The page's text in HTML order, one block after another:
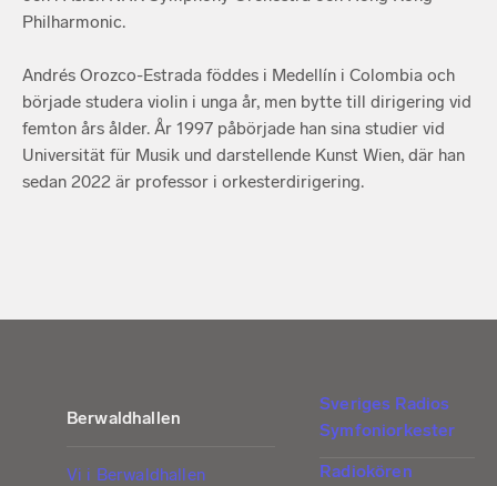
Philharmonic.
Andrés Orozco-Estrada föddes i Medellín i Colombia och
började studera violin i unga år, men bytte till dirigering vid
femton års ålder. År 1997 påbörjade han sina studier vid
Universität für Musik und darstellende Kunst Wien, där han
sedan 2022 är professor i orkesterdirigering.
Berwaldhallen
Vi i Berwaldhallen
Sveriges Radios
Symfoniorkester
Radiokören